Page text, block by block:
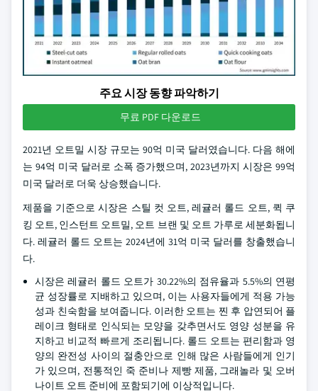
주요 시장 동향 파악하기
무료 PDF 다운로드
2021년 오트밀 시장 규모는 90억 미국 달러였습니다. 다음 해에
는 94억 미국 달러로 소폭 증가했으며, 2023년까지 시장은 99억
미국 달러로 더욱 상승했습니다.
제품을 기준으로 시장은 스틸 컷 오트, 레귤러 롤드 오트, 퀵 쿠
킹 오트, 인스턴트 오트밀, 오트 브랜 및 오트 가루로 세분화됩니
다. 레귤러 롤드 오트는 2024년에 31억 미국 달러를 창출했습니
다.
시장은 레귤러 롤드 오트가 30.22%의 점유율과 5.5%의 연평
균 성장률로 지배하고 있으며, 이는 사용자들에게 적용 가능
성과 친숙함을 보여줍니다. 이러한 오트는 찐 후 압연되어 플
레이크 형태로 인식되는 모양을 갖추면서도 영양 성분을 유
지하고 비교적 빠르게 조리됩니다. 롤드 오트는 편리함과 영
양의 완전성 사이의 절충안으로 인해 많은 사람들에게 인기
가 있으며, 전통적인 죽 준비나 제빵 제품, 그래놀라 및 오버
나이트 오트 준비에 포함되기에 이상적입니다.